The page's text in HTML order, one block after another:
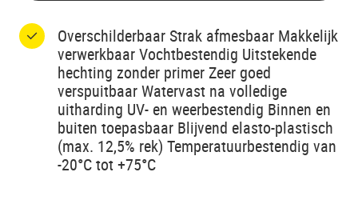
Overschilderbaar Strak afmesbaar Makkelijk
verwerkbaar Vochtbestendig Uitstekende
hechting zonder primer Zeer goed
verspuitbaar Watervast na volledige
uitharding UV- en weerbestendig Binnen en
buiten toepasbaar Blijvend elasto-plastisch
(max. 12,5% rek) Temperatuurbestendig van
-20°C tot +75°C